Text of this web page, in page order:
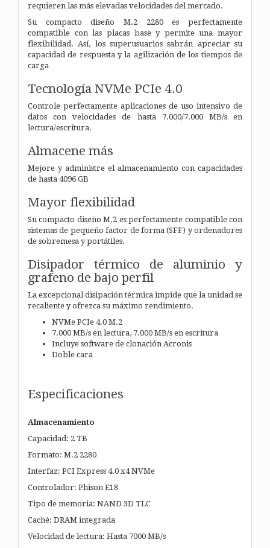
requieren las más elevadas velocidades del mercado.
Su compacto diseño M.2 2280 es perfectamente
compatible con las placas base y permite una mayor
flexibilidad. Así, los superusuarios sabrán apreciar su
capacidad de respuesta y la agilización de los tiempos de
carga
Tecnología NVMe PCIe 4.0
Controle perfectamente aplicaciones de uso intensivo de
datos con velocidades de hasta 7.000/7.000 MB/s en
lectura/escritura.
Almacene más
Mejore y administre el almacenamiento con capacidades
de hasta 4096 GB
Mayor flexibilidad
Su compacto diseño M.2 es perfectamente compatible con
sistemas de pequeño factor de forma (SFF) y ordenadores
de sobremesa y portátiles.
Disipador térmico de aluminio y
grafeno de bajo perfil
La excepcional disipación térmica impide que la unidad se
recaliente y ofrezca su máximo rendimiento.
NVMe PCIe 4.0 M.2
7.000 MB/s en lectura, 7.000 MB/s en escritura
Incluye software de clonación Acronis
Doble cara
Especificaciones
Almacenamiento
Capacidad: 2 TB
Formato: M.2 2280
Interfaz: PCI Express 4.0 x4 NVMe
Controlador: Phison E18
Tipo de memoria: NAND 3D TLC
Caché: DRAM integrada
Velocidad de lectura: Hasta 7000 MB/s